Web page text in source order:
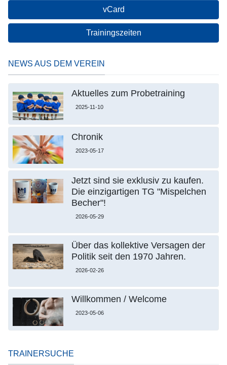
vCard
Trainingszeiten
NEWS AUS DEM VEREIN
Aktuelles zum Probetraining
2025-11-10
Chronik
2023-05-17
Jetzt sind sie exklusiv zu kaufen.
Die einzigartigen TG "Mispelchen
Becher"!
2026-05-29
Über das kollektive Versagen der
Politik seit den 1970 Jahren.
2026-02-26
Willkommen / Welcome
2023-05-06
TRAINERSUCHE